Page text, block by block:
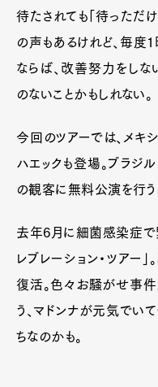
待たされても「待っただ
の声もあるけれど、毎
ならば、改善努力をしな
のないことかもしれない。
今回のツアーでは、メキ
ハエックも登場。ブラジ
の観客に無料公演を行う
去年6月に細菌感染症で
レブレーション・ツアー
復活。色々お騒がせ事件
う、マドンナが元気でい
ちなのかも。